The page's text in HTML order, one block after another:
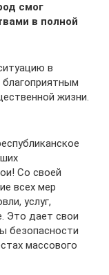
смог
в полной
в
жизни.
Со своей
всех мер
услуг,
Это дает свои
безопасности
массового